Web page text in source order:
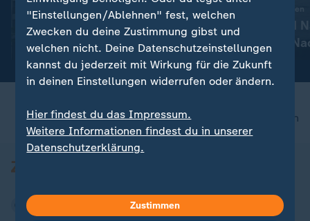
Berlin streitet über
Enteignungen - wie
realistisch ist das?
mit Video 2:32
Aktuelle Entwicklungen
Iran-Krieg und
Konflikt: Alle
Liveblog
nach oben
"Einstellungen/Ablehnen" fest, welchen
Zwecken du deine Zustimmung gibst und
welchen nicht. Deine Datenschutzeinstellungen
kannst du jederzeit mit Wirkung für die Zukunft
in deinen Einstellungen widerrufen oder ändern.
Hier findest du das Impressum.
Weitere Informationen findest du in unserer
Datenschutzerklärung.
Zustimmen